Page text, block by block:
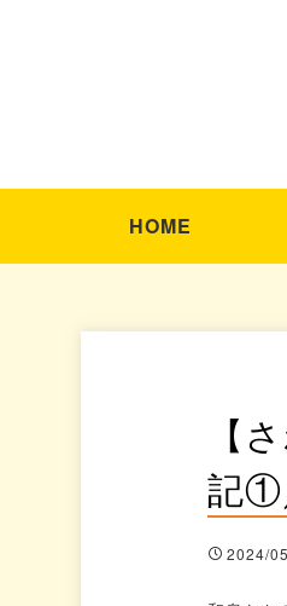
HOME
【
記①
2024/